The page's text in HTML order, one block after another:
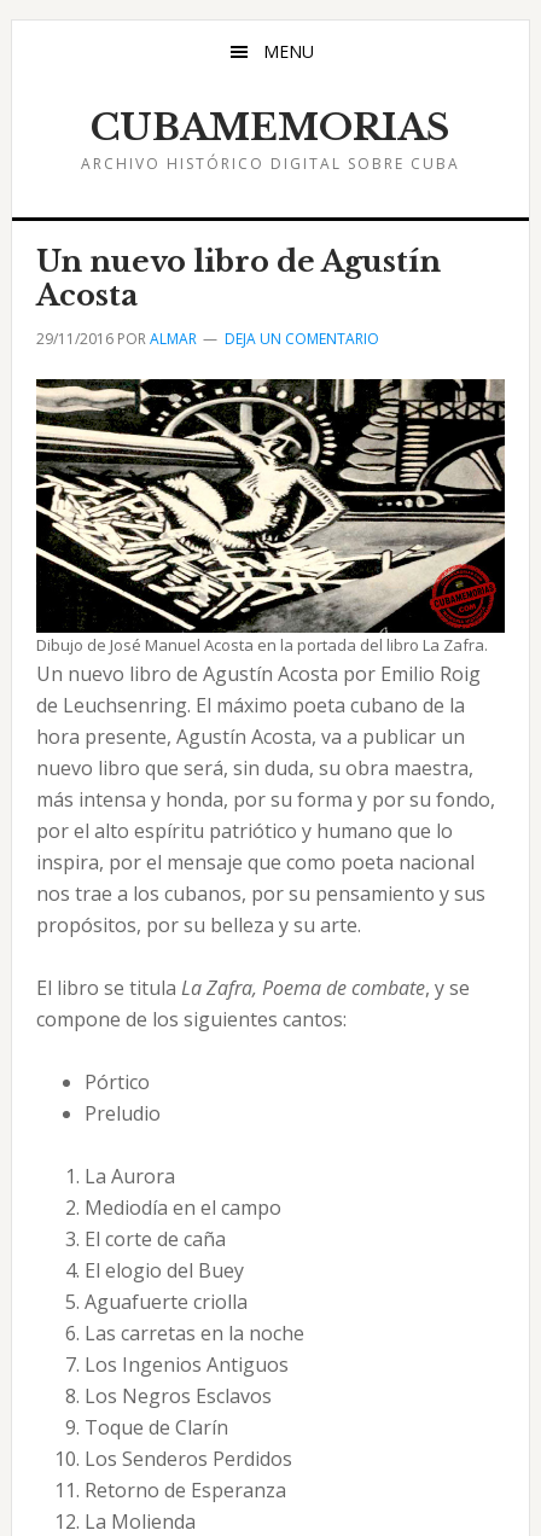
Saltar
Saltar
Saltar
MENU
CUBAMEMORIAS
ARCHIVO HISTÓRICO DIGITAL SOBRE CUBA
Un nuevo libro de Agustín
Acosta
29/11/2016PORALMAR DEJA UN COMENTARIO
Dibujo de José Manuel Acosta en la portada del libro La Zafra.
Un nuevo libro de Agustín Acosta por Emilio Roig
de Leuchsenring. El máximo poeta cubano de la
hora presente, Agustín Acosta, va a publicar un
nuevo libro que será, sin duda, su obra maestra,
más intensa y honda, por su forma y por su fondo,
por el alto espíritu patriótico y humano que lo
inspira, por el mensaje que como poeta nacional
nos trae a los cubanos, por su pensamiento y sus
propósitos, por su belleza y su arte.
El libro se titula La Zafra, Poema de combate, y se
compone de los siguientes cantos:
Pórtico
Preludio
La Aurora
Mediodía en el campo
El corte de caña
El elogio del Buey
Aguafuerte criolla
Las carretas en la noche
Los Ingenios Antiguos
Los Negros Esclavos
Toque de Clarín
Los Senderos Perdidos
Retorno de Esperanza
La Molienda